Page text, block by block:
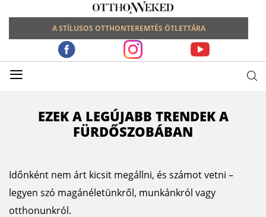
A STÍLUSOS OTTHONTEREMTÉS ÖTLETTÁRA
≡
EZEK A LEGÚJABB TRENDEK A
FÜRDŐSZOBÁBAN
Időnként nem árt kicsit megállni, és számot vetni –
legyen szó magánéletünkről, munkánkról vagy
otthonunkról.